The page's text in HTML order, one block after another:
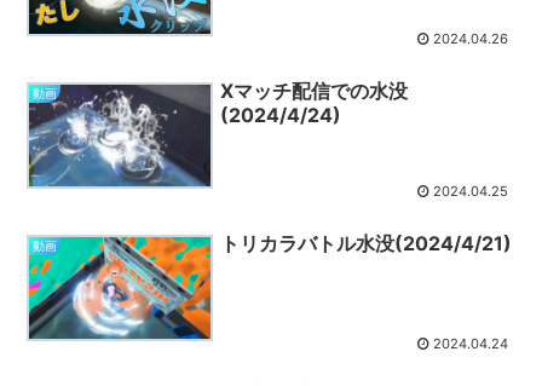
2024.04.26
動画
Xマッチ配信での水没
(2024/4/24)
2024.04.25
動画 トリカラバトル水没(2024/4/21)
2024.04.24